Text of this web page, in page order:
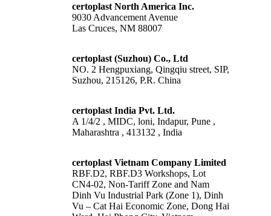
certoplast North America Inc.
9030 Advancement Avenue
Las Cruces, NM 88007
certoplast (Suzhou) Co., Ltd
NO. 2 Hengpuxiang, Qingqiu street, SIP,
Suzhou, 215126, P.R. China
certoplast India Pvt. Ltd.
A 1/4/2 , MIDC, loni, Indapur, Pune ,
Maharashtra , 413132 , India
certoplast Vietnam Company Limited
RBF.D2, RBF.D3 Workshops, Lot
CN4-02, Non-Tariff Zone and Nam
Dinh Vu Industrial Park (Zone 1), Dinh
Vu – Cat Hai Economic Zone, Dong Hai